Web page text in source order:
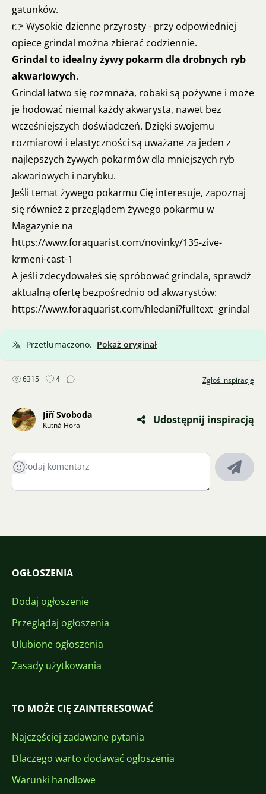
gatunków.
👉 Wysokie dzienne przyrosty - przy odpowiedniej
opiece grindal można zbierać codziennie.
Grindal to idealny żywy pokarm dla drobnych ryb
akwariowych.
Grindal łatwo się rozmnaża, robaki są pożywne i może
je hodować niemal każdy akwarysta, nawet bez
wcześniejszych doświadczeń. Dzięki swojemu
rozmiarowi i elastyczności są uważane za jeden z
najlepszych żywych pokarmów dla mniejszych ryb
akwariowych i narybku.
Jeśli temat żywego pokarmu Cię interesuje, zapoznaj
się również z przeglądem żywego pokarmu w
Magazynie na
https://www.foraquarist.com/novinky/135-zive-
krmeni-cast-1
A jeśli zdecydowałeś się spróbować grindala, sprawdź
aktualną ofertę bezpośrednio od akwarystów:
https://www.foraquarist.com/hledani?fulltext=grindal
Przetłumaczono. Pokaż oryginał
6315 4 Zgłoś inspirację
Jiří Svoboda
Kutná Hora Udostępnij inspiracją
OGŁOSZENIA
Dodaj ogłoszenie
Przeglądaj ogłoszenia
Ulubione ogłoszenia
Zasady użytkowania
TO MOŻE CIĘ ZAINTERESOWAĆ
Najczęściej zadawane pytania
Dlaczego warto dodawać ogłoszenia
Warunki handlowe